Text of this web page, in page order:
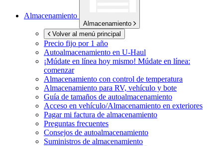
Almacenamiento
Almacenamiento
Volver al menú principal
Precio fijo por 1 año
Autoalmacenamiento en U-Haul
¡Múdate en línea hoy mismo! Múdate en línea:
comenzar
Almacenamiento con control de temperatura
Almacenamiento para RV, vehículo y bote
Guía de tamaños de autoalmacenamiento
Acceso en vehículo/Almacenamiento en exteriores
Pagar mi factura de almacenamiento
Preguntas frecuentes
Consejos de autoalmacenamiento
Suministros de almacenamiento